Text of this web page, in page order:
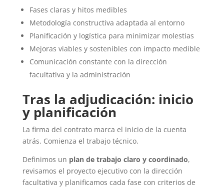
Fases claras y hitos medibles
Metodología constructiva adaptada al entorno
Planificación y logística para minimizar molestias
Mejoras viables y sostenibles con impacto medible
Comunicación constante con la dirección
facultativa y la administración
Tras la adjudicación: inicio
y planificación
La firma del contrato marca el inicio de la cuenta
atrás. Comienza el trabajo técnico.
Definimos un plan de trabajo claro y coordinado,
revisamos el proyecto ejecutivo con la dirección
facultativa y planificamos cada fase con criterios de